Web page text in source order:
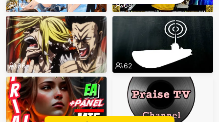
72 68
66 62
sentinelEnd